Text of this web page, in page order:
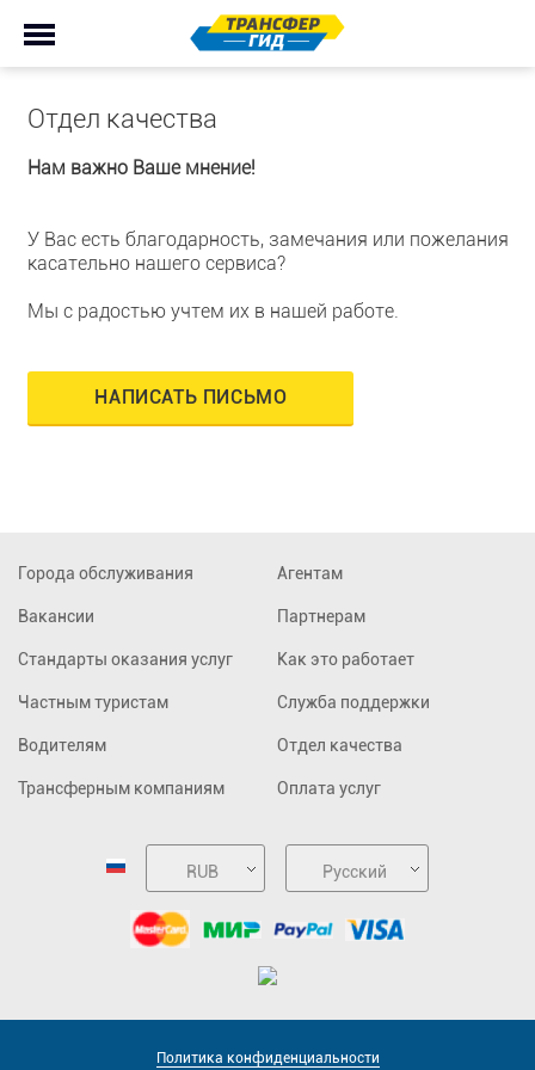
Отдел качества
Нам важно Ваше мнение!
У Вас есть благодарность, замечания или пожелания
касательно нашего сервиса?
Мы с радостью учтем их в нашей работе.
НАПИСАТЬ ПИСЬМО
Города обслуживания
Вакансии
Стандарты оказания услуг
Частным туристам
Водителям
Трансферным компаниям
Агентам
Партнерам
Как это работает
Служба поддержки
Отдел качества
Оплата услуг
RUB Русский
Политика конфиденциальности